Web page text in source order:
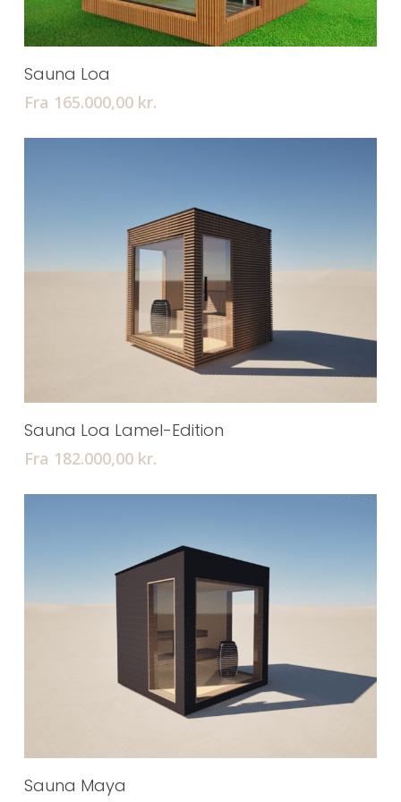
Sauna Loa
Fra 165.000,00 kr.
Tilføj Til Kurv
Sauna Loa Lamel-Edition
Fra 182.000,00 kr.
Sauna Maya